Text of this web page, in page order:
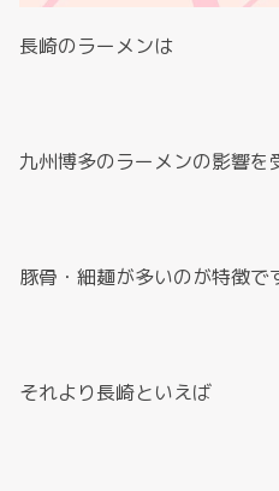
長崎のラーメンは
九州博多のラーメンの影響を
豚骨・細麺が多いのが特徴で
それより長崎といえば